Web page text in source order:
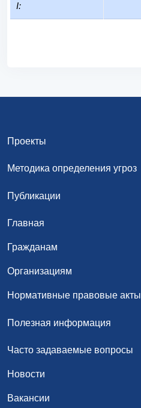
I:
Проекты
Методика определения угроз
Публикации
Главная
Гражданам
Организациям
Нормативные правовые акты
Полезная информация
Часто задаваемые вопросы
Новости
Вакансии